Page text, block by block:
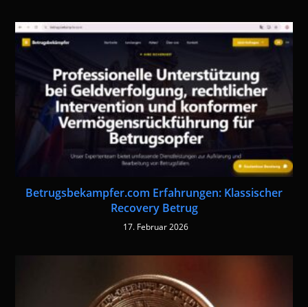
Betrugsbekampfer.com Erfahrungen: Klassischer
Recovery Betrug
17. Februar 2026